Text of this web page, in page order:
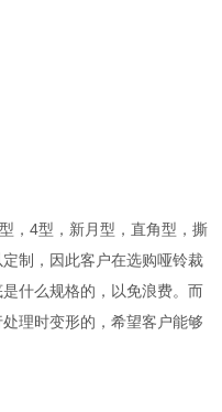
4型，新月型，直角型，撕
制，因此客户在选购哑铃裁
什么规格的，以免浪费。而
理时变形的，希望客户能够